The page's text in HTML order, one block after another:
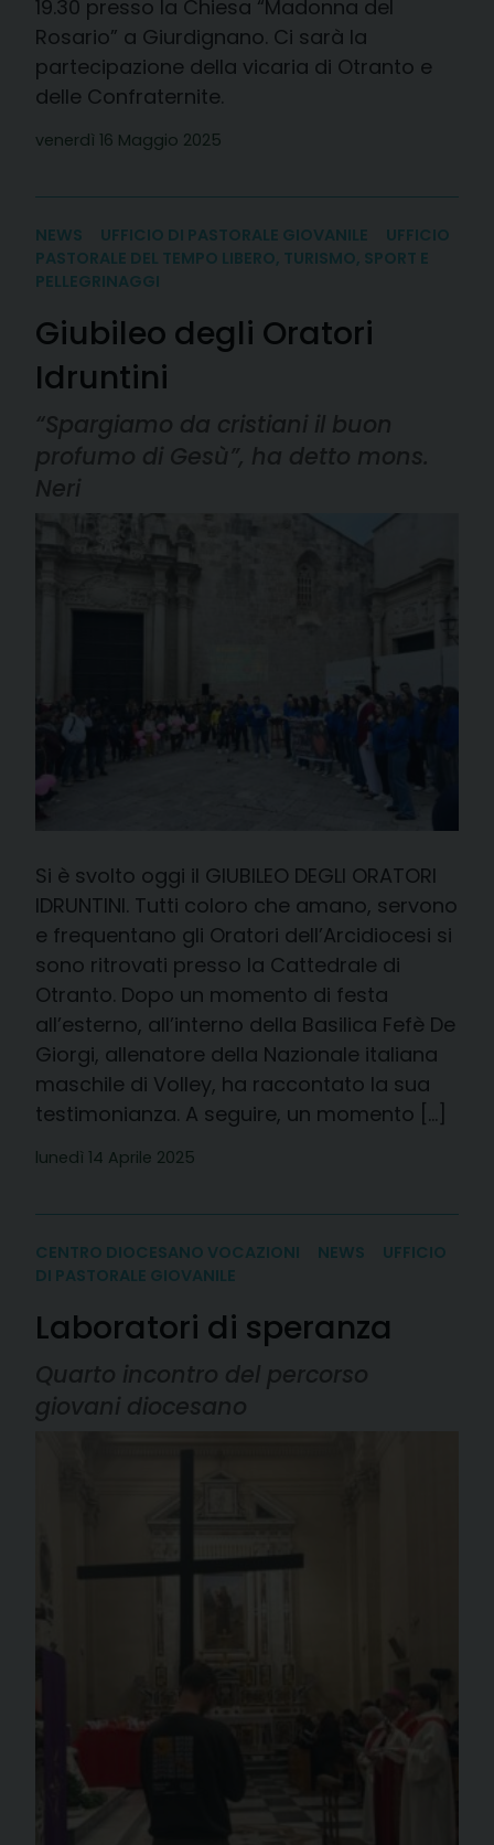
19.30 presso la Chiesa “Madonna del
Rosario” a Giurdignano. Ci sarà la
partecipazione della vicaria di Otranto e
delle Confraternite.
venerdì 16 Maggio 2025
NEWS UFFICIO DI PASTORALE GIOVANILE
UFFICIO
PASTORALE DEL TEMPO LIBERO, TURISMO, SPORT E
PELLEGRINAGGI
Giubileo degli Oratori
Idruntini
“Spargiamo da cristiani il buon
profumo di Gesù”, ha detto mons.
Neri
Si è svolto oggi il GIUBILEO DEGLI ORATORI
IDRUNTINI. Tutti coloro che amano, servono
e frequentano gli Oratori dell’Arcidiocesi si
sono ritrovati presso la Cattedrale di
Otranto. Dopo un momento di festa
all’esterno, all’interno della Basilica Fefè De
Giorgi, allenatore della Nazionale italiana
maschile di Volley, ha raccontato la sua
testimonianza. A seguire, un momento […]
lunedì 14 Aprile 2025
CENTRO DIOCESANO VOCAZIONI NEWS
UFFICIO
DI PASTORALE GIOVANILE
Laboratori di speranza
Quarto incontro del percorso
giovani diocesano